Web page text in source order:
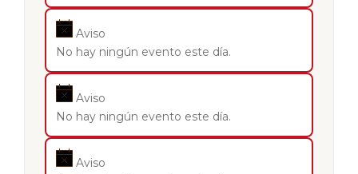
Aviso
No hay ningún evento este día.
Aviso
No hay ningún evento este día.
Aviso